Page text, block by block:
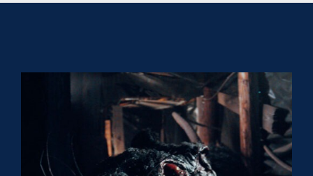
SIGN IN